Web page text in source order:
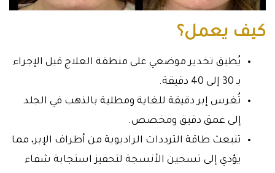
كيف يعمل؟
يُطبق تخدير موضعي على منطقة العلاج قبل الإجراء
بـ 30 إلى 40 دقيقة.
تُغرس إبر دقيقة للغاية ومطلية بالذهب في الجلد
إلى عمق دقيق ومخصص.
تنبعث طاقة الترددات الراديوية من أطراف الإبر، مما
يؤدي إلى تسخين الأنسجة لتحفيز استجابة شفاء